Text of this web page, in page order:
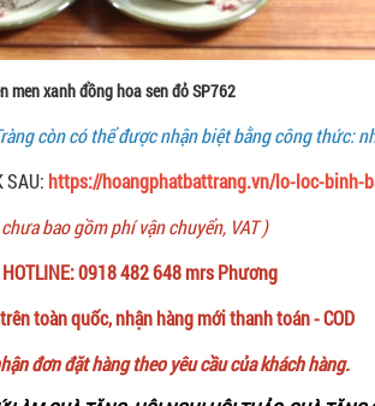
men xanh đồng hoa sen đỏ SP762
còn có thể được nhận biệt bằng công thức:
SAU: https://hoangphatbattrang.vn/lo-loc-binh-
bao gồm phí vận chuyển, VAT )
0918 482 648 mrs Phương
toàn quốc, nhận hàng mới thanh toán - COD
đơn đặt hàng theo yêu cầu của khách hàng.